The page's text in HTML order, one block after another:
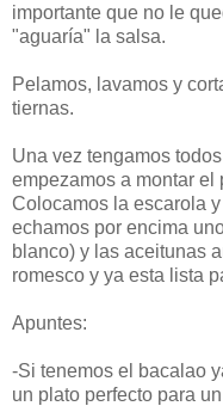
importante que no le
"aguaría" la salsa.
Pelamos, lavamos y
tiernas.
Una vez tengamos
empezamos a montar el
Colocamos la escarola
echamos por encima
blanco) y las aceitunas
romesco y ya esta lista
Apuntes:
-Si tenemos el bacalao
un plato perfecto para